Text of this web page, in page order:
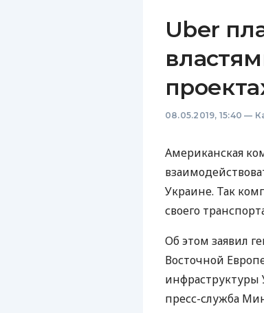
Uber
08.05.2019, 15:40 —
Американская
Украине. Так
своего
Об этом заявил
Восточной
пресс-служба